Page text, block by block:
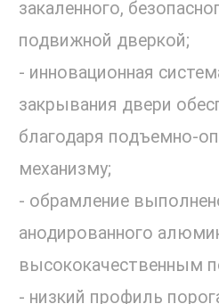
закаленного,
подвижной дверкой;
- инновационная
закрывания двери
благодаря подъемно-
механизму;
- обрамление
анодированного
высококачественным
- низкий профиль